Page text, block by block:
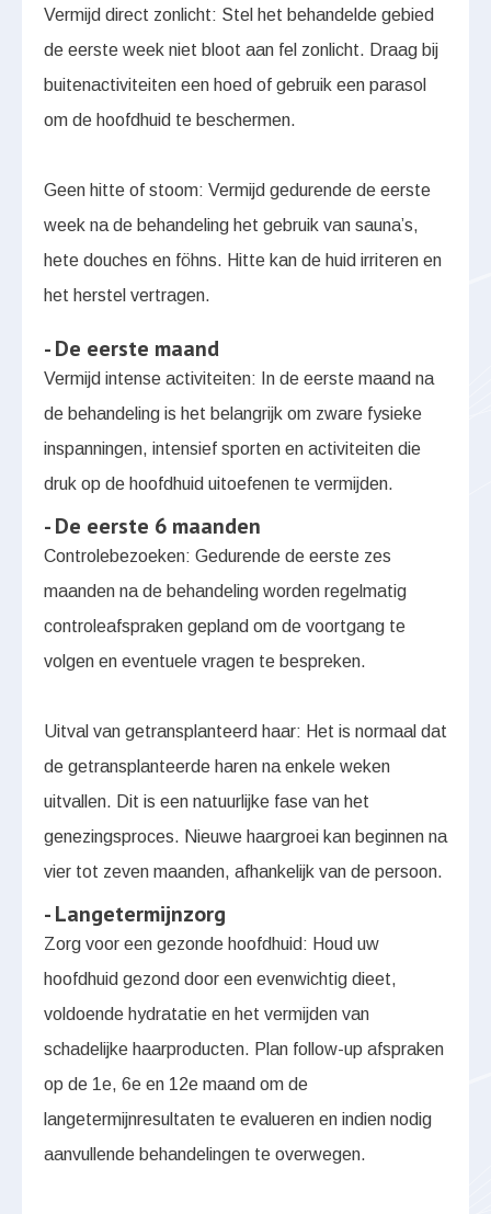
Vermijd direct zonlicht: Stel het behandelde gebied
de eerste week niet bloot aan fel zonlicht. Draag bij
buitenactiviteiten een hoed of gebruik een parasol
om de hoofdhuid te beschermen.
Geen hitte of stoom: Vermijd gedurende de eerste
week na de behandeling het gebruik van sauna’s,
hete douches en föhns. Hitte kan de huid irriteren en
het herstel vertragen.
- De eerste maand
Vermijd intense activiteiten: In de eerste maand na
de behandeling is het belangrijk om zware fysieke
inspanningen, intensief sporten en activiteiten die
druk op de hoofdhuid uitoefenen te vermijden.
- De eerste 6 maanden
Controlebezoeken: Gedurende de eerste zes
maanden na de behandeling worden regelmatig
controleafspraken gepland om de voortgang te
volgen en eventuele vragen te bespreken.
Uitval van getransplanteerd haar: Het is normaal dat
de getransplanteerde haren na enkele weken
uitvallen. Dit is een natuurlijke fase van het
genezingsproces. Nieuwe haargroei kan beginnen na
vier tot zeven maanden, afhankelijk van de persoon.
- Langetermijnzorg
Zorg voor een gezonde hoofdhuid: Houd uw
hoofdhuid gezond door een evenwichtig dieet,
voldoende hydratatie en het vermijden van
schadelijke haarproducten. Plan follow-up afspraken
op de 1e, 6e en 12e maand om de
langetermijnresultaten te evalueren en indien nodig
aanvullende behandelingen te overwegen.